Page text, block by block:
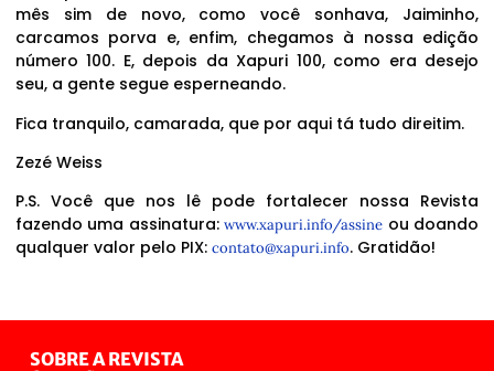
mês sim de novo, como você sonhava, Jaiminho,
carcamos porva e, enfim, chegamos à nossa edição
número 100. E, depois da Xapuri 100, como era desejo
seu, a gente segue esperneando.
Fica tranquilo, camarada, que por aqui tá tudo direitim.
Zezé Weiss
P.S. Você que nos lê pode fortalecer nossa Revista
fazendo uma assinatura:www.xapuri.info/assine ou doando
qualquer valor pelo PIX: contato@xapuri.info. Gratidão!
SOBRE A REVISTA